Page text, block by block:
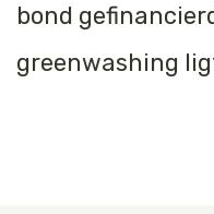
bond
greenwashing